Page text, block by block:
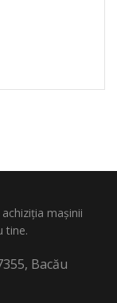
mașinii
tine.
Bacău